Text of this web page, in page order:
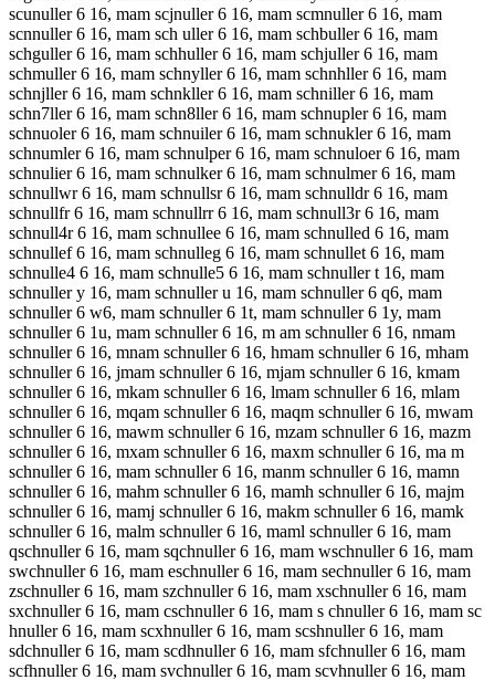
scunuller 6 16, mam scjnuller 6 16, mam scmnuller 6 16, mam
scnnuller 6 16, mam sch uller 6 16, mam schbuller 6 16, mam
schguller 6 16, mam schhuller 6 16, mam schjuller 6 16, mam
schmuller 6 16, mam schnyller 6 16, mam schnhller 6 16, mam
schnjller 6 16, mam schnkller 6 16, mam schniller 6 16, mam
schn7ller 6 16, mam schn8ller 6 16, mam schnupler 6 16, mam
schnuoler 6 16, mam schnuiler 6 16, mam schnukler 6 16, mam
schnumler 6 16, mam schnulper 6 16, mam schnuloer 6 16, mam
schnulier 6 16, mam schnulker 6 16, mam schnulmer 6 16, mam
schnullwr 6 16, mam schnullsr 6 16, mam schnulldr 6 16, mam
schnullfr 6 16, mam schnullrr 6 16, mam schnull3r 6 16, mam
schnull4r 6 16, mam schnullee 6 16, mam schnulled 6 16, mam
schnullef 6 16, mam schnulleg 6 16, mam schnullet 6 16, mam
schnulle4 6 16, mam schnulle5 6 16, mam schnuller t 16, mam
schnuller y 16, mam schnuller u 16, mam schnuller 6 q6, mam
schnuller 6 w6, mam schnuller 6 1t, mam schnuller 6 1y, mam
schnuller 6 1u, mam schnuller 6 16, m am schnuller 6 16, nmam
schnuller 6 16, mnam schnuller 6 16, hmam schnuller 6 16, mham
schnuller 6 16, jmam schnuller 6 16, mjam schnuller 6 16, kmam
schnuller 6 16, mkam schnuller 6 16, lmam schnuller 6 16, mlam
schnuller 6 16, mqam schnuller 6 16, maqm schnuller 6 16, mwam
schnuller 6 16, mawm schnuller 6 16, mzam schnuller 6 16, mazm
schnuller 6 16, mxam schnuller 6 16, maxm schnuller 6 16, ma m
schnuller 6 16, mam schnuller 6 16, manm schnuller 6 16, mamn
schnuller 6 16, mahm schnuller 6 16, mamh schnuller 6 16, majm
schnuller 6 16, mamj schnuller 6 16, makm schnuller 6 16, mamk
schnuller 6 16, malm schnuller 6 16, maml schnuller 6 16, mam
qschnuller 6 16, mam sqchnuller 6 16, mam wschnuller 6 16, mam
swchnuller 6 16, mam eschnuller 6 16, mam sechnuller 6 16, mam
zschnuller 6 16, mam szchnuller 6 16, mam xschnuller 6 16, mam
sxchnuller 6 16, mam cschnuller 6 16, mam s chnuller 6 16, mam sc
hnuller 6 16, mam scxhnuller 6 16, mam scshnuller 6 16, mam
sdchnuller 6 16, mam scdhnuller 6 16, mam sfchnuller 6 16, mam
scfhnuller 6 16, mam svchnuller 6 16, mam scvhnuller 6 16, mam